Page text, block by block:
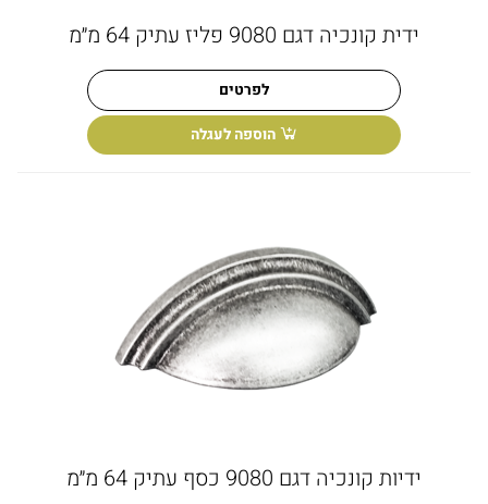
ידית קונכיה דגם 9080 פליז עתיק 64 מ״מ
לפרטים
הוספה לעגלה
ידיות קונכיה דגם 9080 כסף עתיק 64 מ״מ